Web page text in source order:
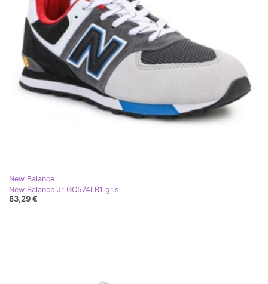
New Balance
New Balance Jr GC574LB1 gris
83,29 €